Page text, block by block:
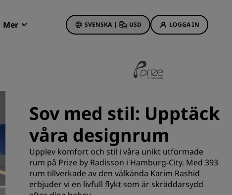
Mer SVENSKA | USD LOGGA IN
Hotellerbjudanden
Första gången gillt
Deals of the Day
Förhandsboka
Se våra paket
Reseidéer
Sov med stil: Upptäck
våra designrum
Upplev komfort och stil i våra unikt utformade
rum på Prize by Radisson i Hamburg-City. Med 393
rum tillverkade av den välkända Karim Rashid
erbjuder vi en livfull flykt som är skräddarsydd